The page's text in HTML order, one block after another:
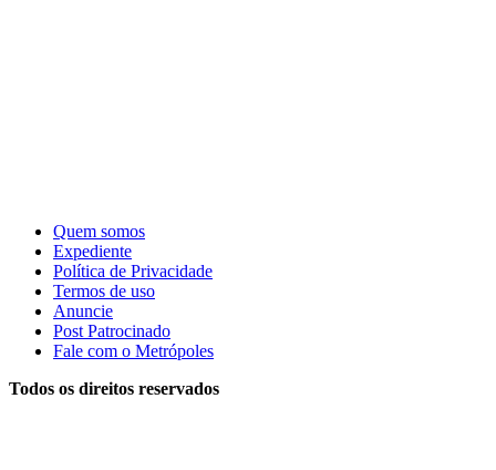
Quem somos
Expediente
Política de Privacidade
Termos de uso
Anuncie
Post Patrocinado
Fale com o Metrópoles
Todos os direitos reservados